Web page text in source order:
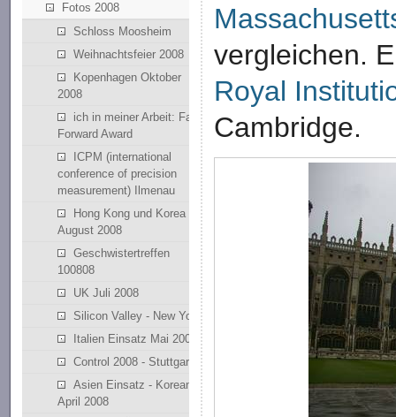
Fotos 2008
Schloss Moosheim
Weihnachtsfeier 2008
Kopenhagen Oktober
2008
ich in meiner Arbeit: Fast
Forward Award
ICPM (international
conference of precision
measurement) Ilmenau
Hong Kong und Korea
August 2008
Geschwistertreffen
100808
UK Juli 2008
Silicon Valley - New York
Italien Einsatz Mai 2008
Control 2008 - Stuttgart
Asien Einsatz - Korean
April 2008
vergleichen.
Royal
Cambridge.